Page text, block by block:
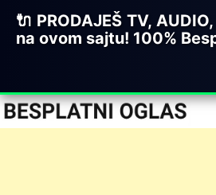
🔌 PRODAJEŠ TV,
na ovom sajtu! 100%